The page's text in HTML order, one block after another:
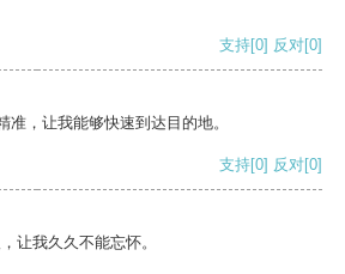
支持[0] 反对[0]
准，让我能够快速到达目的地。
支持[0] 反对[0]
让我久久不能忘怀。